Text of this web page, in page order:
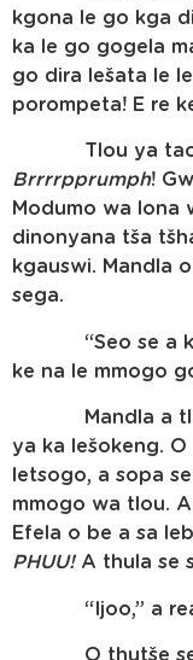
kgona le go kga
ka le go gogela
go dira lešata le
porompeta! E re
Tlou ya taolla
Brrrrpprumph!
Modumo wa lona
dinonyana tša
kgauswi. Mandla
sega.
“Seo se a
ke na le mmogo
Mandla a
ya ka lešokeng.
letsogo, a sopa
mmogo wa tlou.
Efela o be a sa
PHUU!A thula se
“Ijoo,” a
O thutše selo